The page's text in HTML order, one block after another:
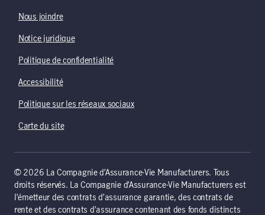
Nous joindre
Notice juridique
Politique de confidentialité
Accessibilité
Politique sur les réseaux sociaux
Carte du site
© 2026 La Compagnie d’Assurance-Vie Manufacturers. Tous
droits réservés. La Compagnie d’Assurance-Vie Manufacturers est
l’émetteur des contrats d’assurance garantie, des contrats de
rente et des contrats d’assurance contenant des fonds distincts